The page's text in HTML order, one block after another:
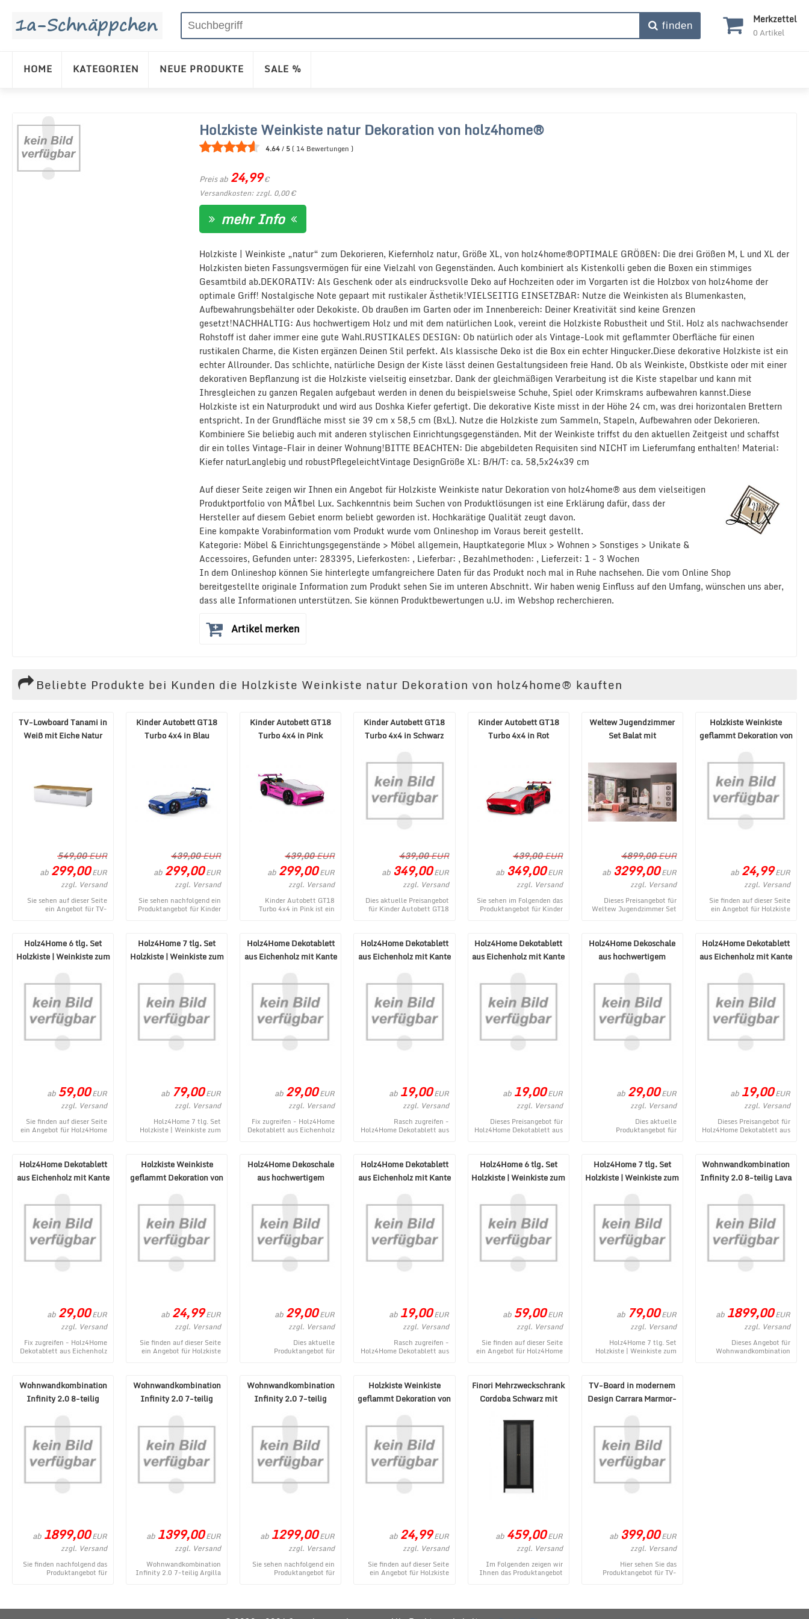
finden Merkzettel
0Artikel
HOME KATEGORIEN NEUE PRODUKTE SALE %
Holzkiste Weinkiste natur Dekoration von holz4home®
4.64/ 5 ( 14 Bewertungen )
Preis ab 24,99€
Versandkosten: zzgl. 0,00 €
mehr Info
Holzkiste | Weinkiste „natur“ zum Dekorieren, Kiefernholz natur, Größe XL, von holz4home®OPTIMALE GRÖßEN: Die drei Größen M, L und XL der
Holzkisten bieten Fassungsvermögen für eine Vielzahl von Gegenständen. Auch kombiniert als Kistenkolli geben die Boxen ein stimmiges
Gesamtbild ab.DEKORATIV: Als Geschenk oder als eindrucksvolle Deko auf Hochzeiten oder im Vorgarten ist die Holzbox von holz4home der
optimale Griff! Nostalgische Note gepaart mit rustikaler Ästhetik!VIELSEITIG EINSETZBAR: Nutze die Weinkisten als Blumenkasten,
Aufbewahrungsbehälter oder Dekokiste. Ob draußen im Garten oder im Innenbereich: Deiner Kreativität sind keine Grenzen
gesetzt!NACHHALTIG: Aus hochwertigem Holz und mit dem natürlichen Look, vereint die Holzkiste Robustheit und Stil. Holz als nachwachsender
Rohstoff ist daher immer eine gute Wahl.RUSTIKALES DESIGN: Ob natürlich oder als Vintage-Look mit geflammter Oberfläche für einen
rustikalen Charme, die Kisten ergänzen Deinen Stil perfekt. Als klassische Deko ist die Box ein echter Hingucker.Diese dekorative Holzkiste ist ein
echter Allrounder. Das schlichte, natürliche Design der Kiste lässt deinen Gestaltungsideen freie Hand. Ob als Weinkiste, Obstkiste oder mit einer
dekorativen Bepflanzung ist die Holzkiste vielseitig einsetzbar. Dank der gleichmäßigen Verarbeitung ist die Kiste stapelbar und kann mit
Ihresgleichen zu ganzen Regalen aufgebaut werden in denen du beispielsweise Schuhe, Spiel oder Krimskrams aufbewahren kannst.Diese
Holzkiste ist ein Naturprodukt und wird aus Doshka Kiefer gefertigt. Die dekorative Kiste misst in der Höhe 24 cm, was drei horizontalen Brettern
entspricht. In der Grundfläche misst sie 39 cm x 58,5 cm (BxL). Nutze die Holzkiste zum Sammeln, Stapeln, Aufbewahren oder Dekorieren.
Kombiniere Sie beliebig auch mit anderen stylischen Einrichtungsgegenständen. Mit der Weinkiste triffst du den aktuellen Zeitgeist und schaffst
dir ein tolles Vintage-Flair in deiner Wohnung!BITTE BEACHTEN: Die abgebildeten Requisiten sind NICHT im Lieferumfang enthalten! Material:
Kiefer naturLanglebig und robustPflegeleichtVintage DesignGröße XL: B/H/T: ca. 58,5x24x39 cm
Auf dieser Seite zeigen wir Ihnen ein Angebot für Holzkiste Weinkiste natur Dekoration von holz4home® aus dem vielseitigen
Produktportfolio von MÃ¶bel Lux. Sachkenntnis beim Suchen von Produktlösungen ist eine Erklärung dafür, dass der
Hersteller auf diesem Gebiet enorm beliebt geworden ist. Hochkarätige Qualität zeugt davon.
Eine kompakte Vorabinformation vom Produkt wurde vom Onlineshop im Voraus bereit gestellt.
Kategorie: Möbel & Einrichtungsgegenstände > Möbel allgemein, Hauptkategorie Mlux > Wohnen > Sonstiges > Unikate &
Accessoires, Gefunden unter: 283395, Lieferkosten: , Lieferbar: , Bezahlmethoden: , Lieferzeit: 1 - 3 Wochen
In dem Onlineshop können Sie hinterlegte umfangreichere Daten für das Produkt noch mal in Ruhe nachsehen. Die vom Online Shop
bereitgestellte originale Information zum Produkt sehen Sie im unteren Abschnitt. Wir haben wenig Einfluss auf den Umfang, wünschen uns aber,
dass alle Informationen unterstützen. Sie können Produktbewertungen u.U. im Webshop recherchieren.
Artikel merken
Beliebte Produkte bei Kunden die Holzkiste Weinkiste natur Dekoration von holz4home® kauften
TV-Lowboard Tanami in
Weiß mit Eiche Natur
549,00EUR
ab 299,00EUR
zzgl. Versand
Sie sehen auf dieser Seite
ein Angebot für TV-
Kinder Autobett GT18
Turbo 4x4 in Blau
439,00EUR
ab 299,00EUR
zzgl. Versand
Sie sehen nachfolgend ein
Produktangebot für Kinder
Kinder Autobett GT18
Turbo 4x4 in Pink
439,00EUR
ab 299,00EUR
zzgl. Versand
Kinder Autobett GT18
Turbo 4x4 in Pink ist ein
Kinder Autobett GT18
Turbo 4x4 in Schwarz
439,00EUR
ab 349,00EUR
zzgl. Versand
Dies aktuelle Preisangebot
für Kinder Autobett GT18
Kinder Autobett GT18
Turbo 4x4 in Rot
439,00EUR
ab 349,00EUR
zzgl. Versand
Sie sehen im Folgenden das
Produktangebot für Kinder
Weltew Jugendzimmer
Set Balat mit
cm
4899,00EUR
ab 3299,00EUR
zzgl. Versand
Dieses Preisangebot für
Weltew Jugendzimmer Set
Holzkiste Weinkiste
geflammt Dekoration von
ab 24,99EUR
zzgl. Versand
Sie finden auf dieser Seite
ein Angebot für Holzkiste
Holz4Home 6 tlg. Set
Holzkiste | Weinkiste zum
ab 59,00EUR
zzgl. Versand
Sie finden auf dieser Seite
ein Angebot für Holz4Home
Holz4Home 7 tlg. Set
Holzkiste | Weinkiste zum
ab 79,00EUR
zzgl. Versand
Holz4Home 7 tlg. Set
Holzkiste | Weinkiste zum
Holz4Home Dekotablett
aus Eichenholz mit Kante
ab 29,00EUR
zzgl. Versand
Fix zugreifen - Holz4Home
Dekotablett aus Eichenholz
Holz4Home Dekotablett
aus Eichenholz mit Kante
ab 19,00EUR
zzgl. Versand
Rasch zugreifen -
Holz4Home Dekotablett aus
Holz4Home Dekotablett
aus Eichenholz mit Kante
ab 19,00EUR
zzgl. Versand
Dieses Preisangebot für
Holz4Home Dekotablett aus
Holz4Home Dekoschale
aus hochwertigem
ab 29,00EUR
zzgl. Versand
Dies aktuelle
Produktangebot für
Holz4Home Dekotablett
aus Eichenholz mit Kante
ab 19,00EUR
zzgl. Versand
Dieses Preisangebot für
Holz4Home Dekotablett aus
Holz4Home Dekotablett
aus Eichenholz mit Kante
ab 29,00EUR
zzgl. Versand
Fix zugreifen - Holz4Home
Dekotablett aus Eichenholz
Holzkiste Weinkiste
geflammt Dekoration von
ab 24,99EUR
zzgl. Versand
Sie finden auf dieser Seite
ein Angebot für Holzkiste
Holz4Home Dekoschale
aus hochwertigem
ab 29,00EUR
zzgl. Versand
Dies aktuelle
Produktangebot für
Holz4Home Dekotablett
aus Eichenholz mit Kante
ab 19,00EUR
zzgl. Versand
Rasch zugreifen -
Holz4Home Dekotablett aus
Holz4Home 6 tlg. Set
Holzkiste | Weinkiste zum
ab 59,00EUR
zzgl. Versand
Sie finden auf dieser Seite
ein Angebot für Holz4Home
Holz4Home 7 tlg. Set
Holzkiste | Weinkiste zum
ab 79,00EUR
zzgl. Versand
Holz4Home 7 tlg. Set
Holzkiste | Weinkiste zum
Wohnwandkombination
Infinity 2.0 8-teilig Lava
ab 1899,00EUR
zzgl. Versand
Dieses Angebot für
Wohnwandkombination
Wohnwandkombination
Infinity 2.0 8-teilig
ab 1899,00EUR
zzgl. Versand
Sie finden nachfolgend das
Produktangebot für
Wohnwandkombination
Infinity 2.0 7-teilig
ab 1399,00EUR
zzgl. Versand
Wohnwandkombination
Infinity 2.0 7-teilig Argilla
Wohnwandkombination
Infinity 2.0 7-teilig
ab 1299,00EUR
zzgl. Versand
Sie sehen nachfolgend ein
Produktangebot für
Holzkiste Weinkiste
geflammt Dekoration von
ab 24,99EUR
zzgl. Versand
Sie finden auf dieser Seite
ein Angebot für Holzkiste
Finori Mehrzweckschrank
Cordoba Schwarz mit
ab 459,00EUR
zzgl. Versand
Im Folgenden zeigen wir
Ihnen das Produktangebot
TV-Board in modernem
Design Carrara Marmor-
ab 399,00EUR
zzgl. Versand
Hier sehen Sie das
Produktangebot für TV-